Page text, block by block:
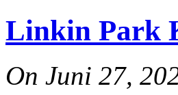
Linkin Park
On Juni 27,